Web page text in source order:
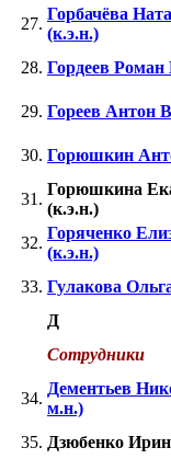
27.
Горбачёва
(к.э.н.)
28. Гордеев
29. Гореев Антон
30. Горюшкин
31.
Горюшкина
(к.э.н.)
32.
Горяченко
(к.э.н.)
33. Гулакова
Д
Сотрудники
34.
Дементьев
м.н.)
35. Дзюбенко